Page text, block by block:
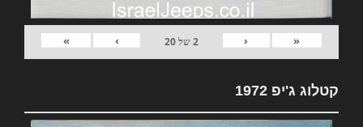
«
‹
2של20
›
»
קטלוג ג'יפ 1972